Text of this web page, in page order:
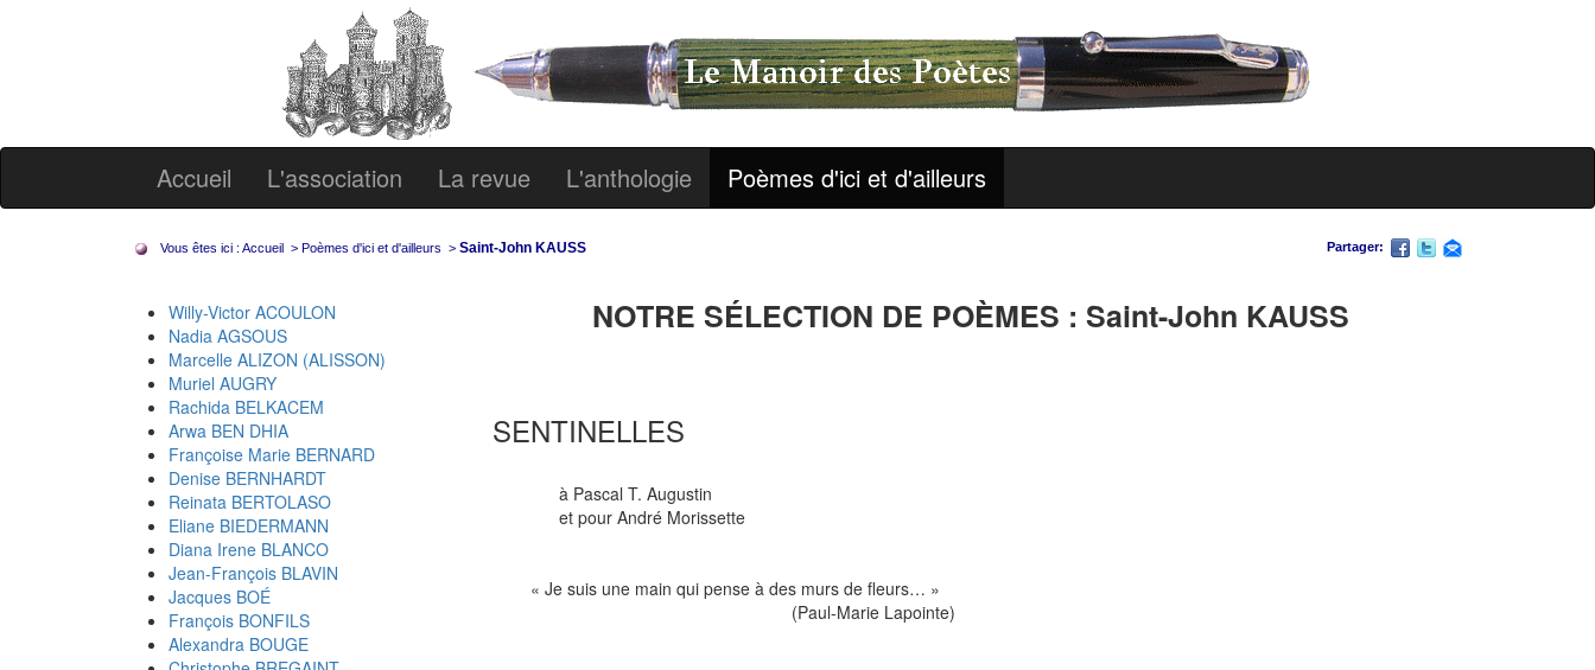
Accueil L'association La revue L'anthologie Poèmes d'ici et d'ailleurs
Partager:
Vous êtes ici : Accueil > Poèmes d'ici et d'ailleurs > Saint-John KAUSS
NOTRE SÉLECTION DE POÈMES : Saint-John KAUSS
SENTINELLES
à Pascal T. Augustin
et pour André Morissette
« Je suis une main qui pense à des murs de fleurs… »
(Paul-Marie Lapointe)
Willy-Victor ACOULON
Nadia AGSOUS
Marcelle ALIZON (ALISSON)
Muriel AUGRY
Rachida BELKACEM
Arwa BEN DHIA
Françoise Marie BERNARD
Denise BERNHARDT
Reinata BERTOLASO
Eliane BIEDERMANN
Diana Irene BLANCO
Jean-François BLAVIN
Jacques BOÉ
François BONFILS
Alexandra BOUGE